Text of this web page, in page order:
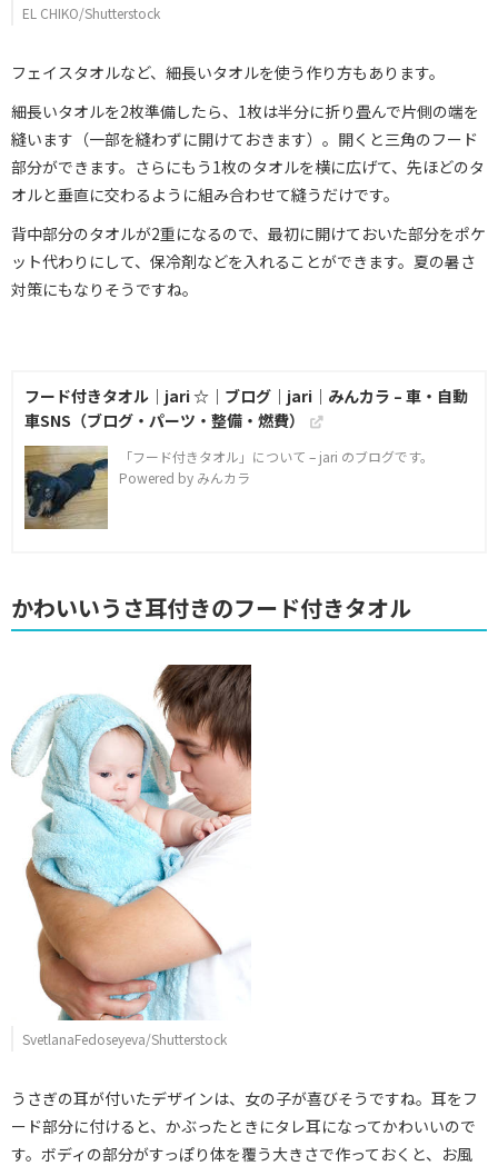
EL CHIKO/Shutterstock
フェイスタオルなど、細長いタオルを使う作り方もあります。
細長いタオルを2枚準備したら、1枚は半分に折り畳んで片側の端を
縫います（一部を縫わずに開けておきます）。開くと三角のフード
部分ができます。さらにもう1枚のタオルを横に広げて、先ほどのタ
オルと垂直に交わるように組み合わせて縫うだけです。
背中部分のタオルが2重になるので、最初に開けておいた部分をポケ
ット代わりにして、保冷剤などを入れることができます。夏の暑さ
対策にもなりそうですね。
フード付きタオル｜jari ☆｜ブログ｜jari｜みんカラ – 車・自動
車SNS（ブログ・パーツ・整備・燃費）
「フード付きタオル」について – jari のブログです。
Powered by みんカラ
かわいいうさ耳付きのフード付きタオル
SvetlanaFedoseyeva/Shutterstock
うさぎの耳が付いたデザインは、女の子が喜びそうですね。耳をフ
ード部分に付けると、かぶったときにタレ耳になってかわいいので
す。ボディの部分がすっぽり体を覆う大きさで作っておくと、お風